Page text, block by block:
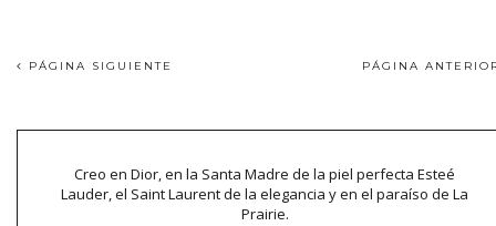
PÁGINA SIGUIENTE PÁGINA
Creo en Dior, en la Santa Madre de la piel perfecta Esteé
Lauder, el Saint Laurent de la elegancia y en el paraíso de La
Prairie.